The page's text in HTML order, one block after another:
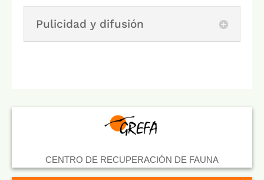
Pulicidad y difusión
CENTRO DE RECUPERACIÓN DE FAUNA